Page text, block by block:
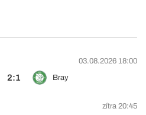
03.08.2026 18:00
2:1 Bray
zítra 20:45